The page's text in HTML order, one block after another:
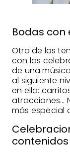
Bodas
Otra de las
con las
de una
al siguiente
en ella:
atracciones…
más especial
contenidos